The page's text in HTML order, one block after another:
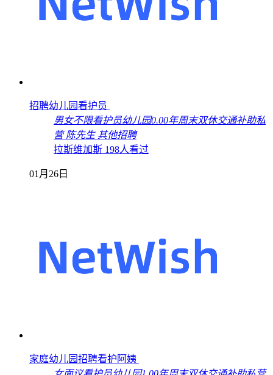
招聘幼儿园看护员
男女不限看护员幼儿园0.00年周末双休交通补助私
营 陈先生 其他招聘
拉斯维加斯 198人看过
01月26日
家庭幼儿园招聘看护阿姨